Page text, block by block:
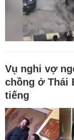
Vụ nghi vợ
chồng ở Thái
tiếng